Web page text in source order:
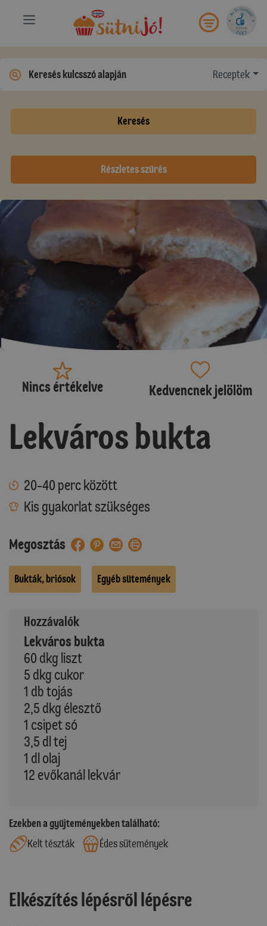
Receptek
Keresés
Részletes szűrés
Nincs értékelve Kedvencnek jelölöm
Lekváros bukta
20-40 perc között
Kis gyakorlat szükséges
Megosztás
Bukták, briósok Egyéb sütemények
Hozzávalók
Lekváros bukta
60 dkg liszt
5 dkg cukor
1 db tojás
2,5 dkg élesztő
1 csipet só
3,5 dl tej
1 dl olaj
12 evőkanál lekvár
Ezekben a gyűjteményekben található:
Kelt tészták
Édes sütemények
Elkészítés lépésről lépésre